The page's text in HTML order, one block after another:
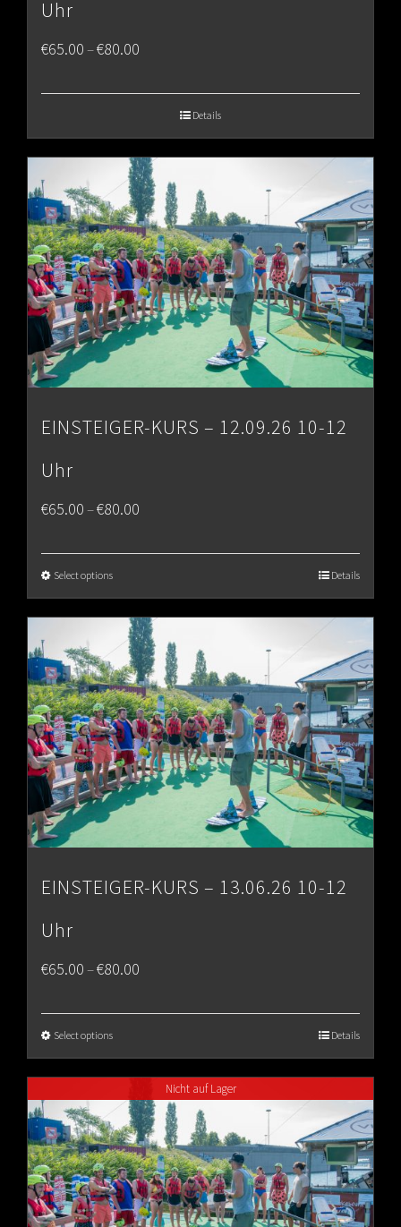
Uhr
€65.00–€80.00
€80.00
Details
EINSTEIGER-KURS – 12.09.26 10-12
Uhr
€65.00–€80.00
€80.00
Select options Details
EINSTEIGER-KURS – 13.06.26 10-12
Uhr
€65.00–€80.00
€80.00
Select options Details
Nicht auf Lager